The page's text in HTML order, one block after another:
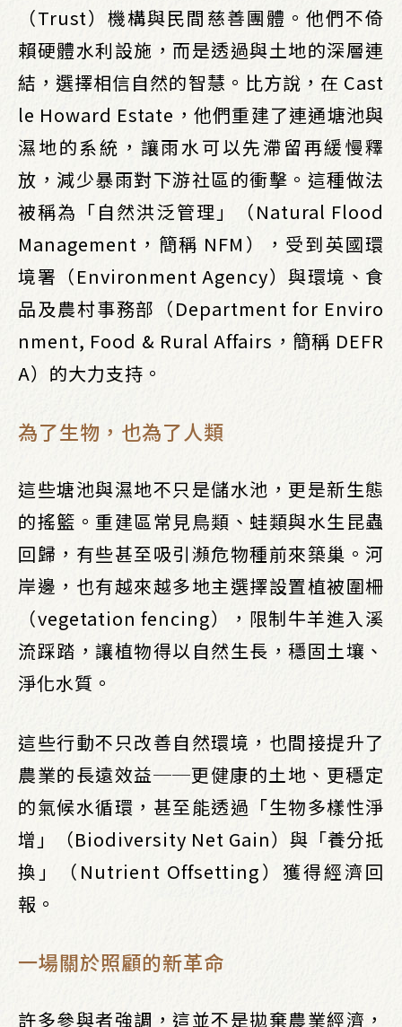
（Trust）機構與民間慈善團體。他們不倚
賴硬體水利設施，而是透過與土地的深層連
結，選擇相信自然的智慧。比方說，在 Cast
le Howard Estate，他們重建了連通塘池與
濕地的系統，讓雨水可以先滯留再緩慢釋
放，減少暴雨對下游社區的衝擊。這種做法
被稱為「自然洪泛管理」（Natural Flood
Management，簡稱 NFM），受到英國環
境署（Environment Agency）與環境、食
品及農村事務部（Department for Enviro
nment, Food & Rural Affairs，簡稱 DEFR
A）的大力支持。
為了生物，也為了人類
這些塘池與濕地不只是儲水池，更是新生態
的搖籃。重建區常見鳥類、蛙類與水生昆蟲
回歸，有些甚至吸引瀕危物種前來築巢。河
岸邊，也有越來越多地主選擇設置植被圍柵
（vegetation fencing），限制牛羊進入溪
流踩踏，讓植物得以自然生長，穩固土壤、
淨化水質。
這些行動不只改善自然環境，也間接提升了
農業的長遠效益──更健康的土地、更穩定
的氣候水循環，甚至能透過「生物多樣性淨
增」（Biodiversity Net Gain）與「養分抵
換」（Nutrient Offsetting）獲得經濟回
報。
一場關於照顧的新革命
許多參與者強調，這並不是拋棄農業經濟，